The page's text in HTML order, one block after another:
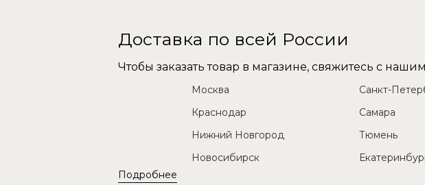
Доставка по всей России
Чтобы заказать товар в магазине, свяжитесь с
Подробнее
Москва Санкт-
Краснодар
Самара
Нижний Новгород
Тюмень
Новосибирск